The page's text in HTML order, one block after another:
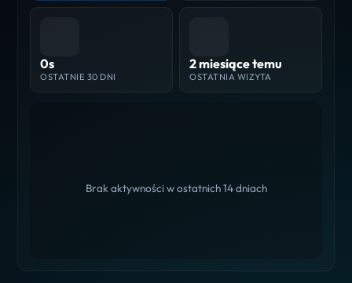
0s
OSTATNIE 30 DNI
2 miesiące temu
OSTATNIA WIZYTA
Brak aktywności w ostatnich 14 dniach